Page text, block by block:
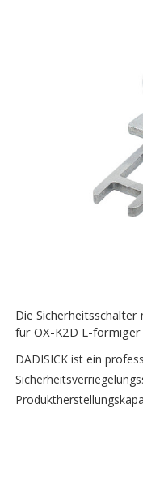
Die
für OX-K2D L-
DADISICK ist ein